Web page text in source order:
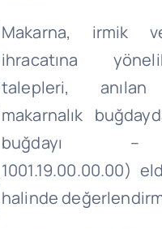
Makarna, irmik
ihracatına
talepleri, anılan
makarnalık
buğdayı –
1001.19.00.00.00)
halinde